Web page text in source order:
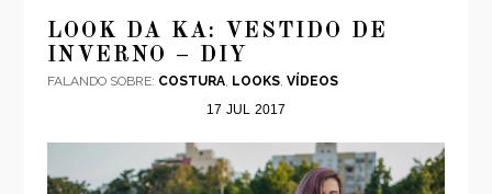
MODA
VIAGENS
LOOK DA KA: VESTIDO DE
INVERNO – DIY
FALANDO SOBRE: COSTURA, LOOKS, VÍDEOS
17 JUL 2017